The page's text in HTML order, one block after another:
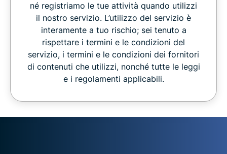
né registriamo le tue attività quando utilizzi
il nostro servizio. L’utilizzo del servizio è
interamente a tuo rischio; sei tenuto a
rispettare i termini e le condizioni del
servizio, i termini e le condizioni dei fornitori
di contenuti che utilizzi, nonché tutte le leggi
e i regolamenti applicabili.